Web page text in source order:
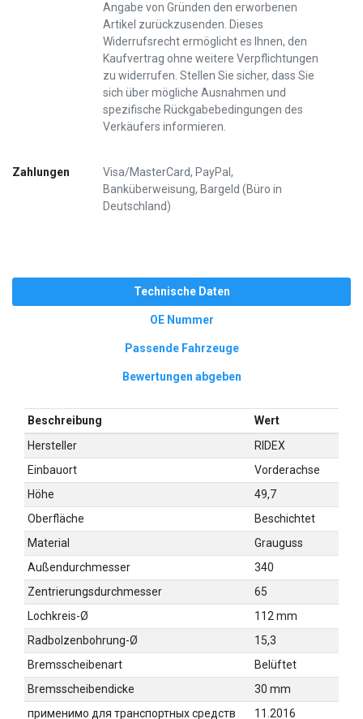
Angabe von Gründen den erworbenen
Artikel zurückzusenden. Dieses
Widerrufsrecht ermöglicht es Ihnen, den
Kaufvertrag ohne weitere Verpflichtungen
zu widerrufen. Stellen Sie sicher, dass Sie
sich über mögliche Ausnahmen und
spezifische Rückgabebedingungen des
Verkäufers informieren.
Zahlungen
Visa/MasterCard, PayPal,
Banküberweisung, Bargeld (Büro in
Deutschland)
Technische Daten
OE Nummer
Passende Fahrzeuge
Bewertungen abgeben
Beschreibung
Wert
Hersteller
RIDEX
Einbauort
Vorderachse
Höhe
49,7
Oberfläche
Beschichtet
Material
Grauguss
Außendurchmesser
340
Zentrierungsdurchmesser
65
Lochkreis-Ø
112 mm
Radbolzenbohrung-Ø
15,3
Bremsscheibenart
Belüftet
Bremsscheibendicke
30 mm
применимо для транспортных средств
11.2016